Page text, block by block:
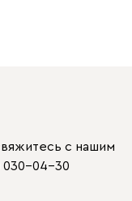
с нашим
030-04-30